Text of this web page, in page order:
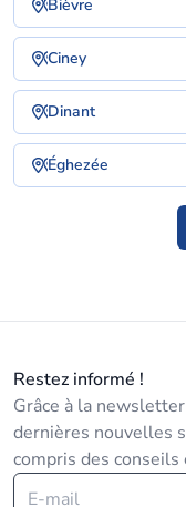
Bièvre
Ciney
Dinant
Éghezée
Restez informé !
Grâce à la
dernières nouvelles
compris des